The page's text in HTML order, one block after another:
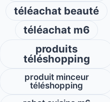
téléachat beauté
téléachat m6
produits
téléshopping
produit minceur
téléshopping